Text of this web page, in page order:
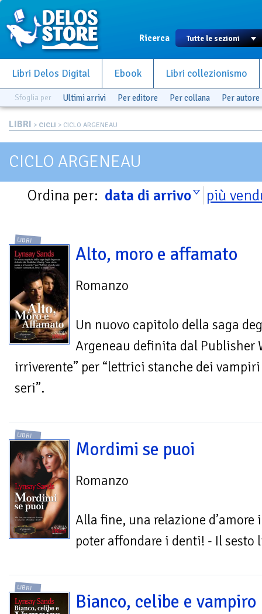
Ricerca
Libri Delos Digital Ebook Libri collezionismo
Sfoglia per Ultimi arrivi Per editore Per collana Per autore
LIBRI > CICLI > CICLO ARGENEAU
CICLO ARGENEAU
Ordina per: data di arrivo più
LIBRI
Alto, moro e affamato
Romanzo
Un nuovo capitolo della saga
Argeneau definita dal Publisher
irriverente” per “lettrici stanche dei
seri”.
LIBRI
Mordimi se puoi
Romanzo
Alla fine, una relazione d’amore
poter affondare i denti! - Il sesto
LIBRI
Bianco, celibe e vampiro